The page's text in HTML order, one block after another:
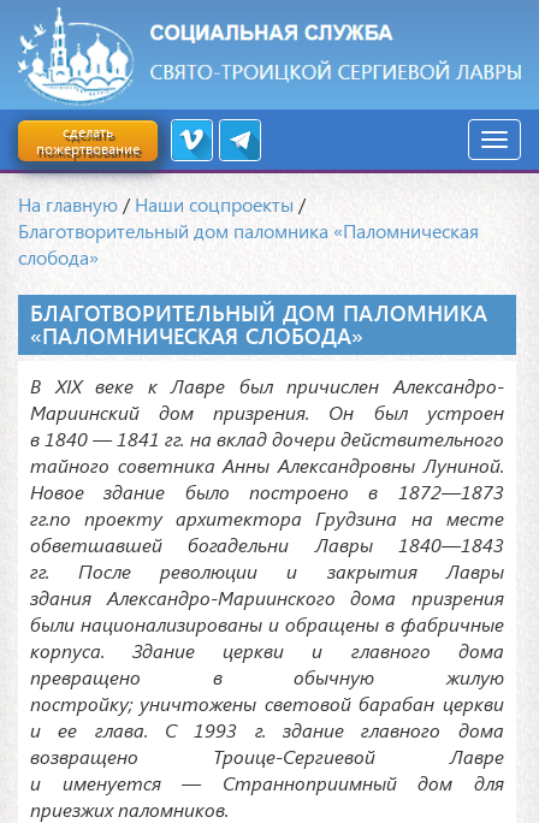
сделать
пожертвование
На главную /Наши соцпроекты /
Благотворительный дом паломника «Паломническая
слобода»
БЛАГОТВОРИТЕЛЬНЫЙ ДОМ ПАЛОМНИКА
«ПАЛОМНИЧЕСКАЯ СЛОБОДА»
В XIX веке к Лавре был причислен Александро-
Мариинский дом призрения. Он был устроен
в 1840 — 1841 гг. на вклад дочери действительного
тайного советника Анны Александровны Луниной.
Новое здание было построено в 1872—1873
гг.по проекту архитектора Грудзина на месте
обветшавшей богадельни Лавры 1840—1843
гг. После революции и закрытия Лавры
здания Александро-Мариинского дома призрения
были национализированы и обращены в фабричные
корпуса. Здание церкви и главного дома
превращено в обычную жилую
постройку; уничтожены световой барабан церкви
и ее глава. С 1993 г. здание главного дома
возвращено Троице-Сергиевой Лавре
и именуется — Странноприимный дом для
приезжих паломников.